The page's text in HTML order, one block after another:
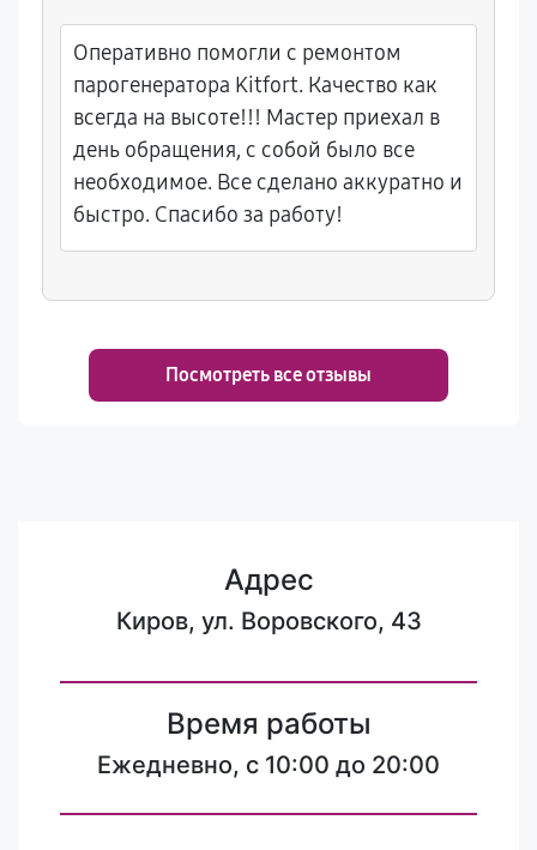
Оперативно помогли с ремонтом
парогенератора Kitfort. Качество как
всегда на высоте!!! Мастер приехал в
день обращения, с собой было все
необходимое. Все сделано аккуратно и
быстро. Спасибо за работу!
Посмотреть все отзывы
Адрес
Киров, ул. Воровского, 43
Время работы
Ежедневно, с 10:00 до 20:00